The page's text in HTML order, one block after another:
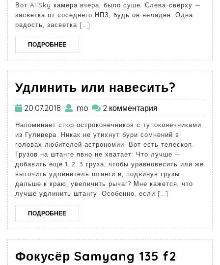
Вот AllSky камера вчера, было суше: Слева-сверху —
засветка от соседнего НПЗ, будь он неладен. Одна
радость, засветка […]
ПОДРОБНЕЕ
Удлинить или навесить?
20.07.2018 mo 2 комментария
Напоминает спор остроконечников с тупоконечниками
из Гуливера. Никак не утихнут бури сомнений в
головах любителей астрономии. Вот есть телескоп.
Грузов на штанге явно не хватает: Что лучше —
добавить ещё 1..2..3 груза, чтобы уравновесить или же
выточить удлинитель штанги и, подвинув грузы
дальше к краю, увеличить рычаг? Мне кажется, что
лучше удлинить штангу. Особенно, если […]
ПОДРОБНЕЕ
Фокусёр Samyang 135 f2